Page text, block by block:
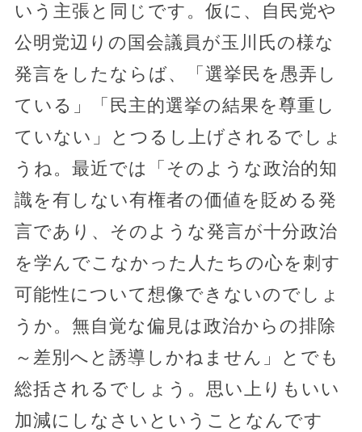
いう主張と同じです。仮に、自民党や
公明党辺りの国会議員が玉川氏の様な
発言をしたならば、「選挙民を愚弄し
ている」「民主的選挙の結果を尊重し
ていない」とつるし上げされるでしょ
うね。最近では「そのような政治的知
識を有しない有権者の価値を貶める発
言であり、そのような発言が十分政治
を学んでこなかった人たちの心を刺す
可能性について想像できないのでしょ
うか。無自覚な偏見は政治からの排除
～差別へと誘導しかねません」とでも
総括されるでしょう。思い上りもいい
加減にしなさいということなんです